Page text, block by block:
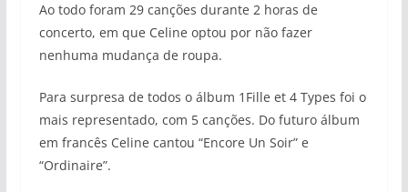
Ao todo foram 29 canções durante 2 horas de
concerto, em que Celine optou por não fazer
nenhuma mudança de roupa.
Para surpresa de todos o álbum 1Fille et 4 Types foi o
mais representado, com 5 canções. Do futuro álbum
em francês Celine cantou “Encore Un Soir” e
“Ordinaire”.